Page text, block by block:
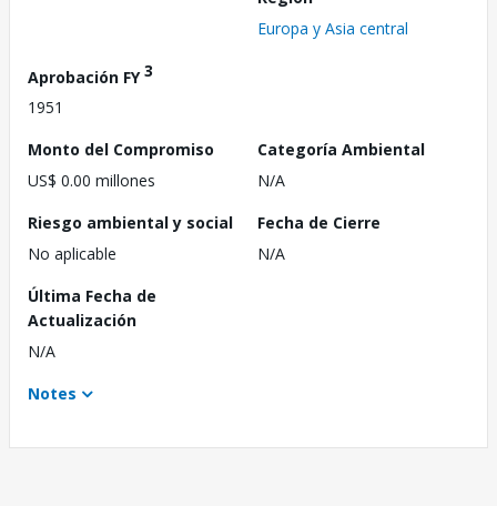
Europa y Asia central
Aprobación FY3
1951
Monto del Compromiso
US$ 0.00 millones
Categoría Ambiental
N/A
Riesgo ambiental y social
No aplicable
Fecha de Cierre
N/A
Última Fecha de
Actualización
N/A
Notes